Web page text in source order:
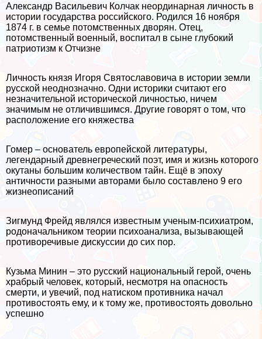
Александр Васильевич Колчак неординарная личность в
истории государства российского. Родился 16 ноября
1874 г. в семье потомственных дворян. Отец,
потомственный военный, воспитал в сыне глубокий
патриотизм к Отчизне
Личность князя Игоря Святославовича в истории земли
русской неоднозначно. Одни историки считают его
незначительной исторической личностью, ничем
значимым не отличившимся. Другие говорят о том, что
расположение его княжества
Гомер – основатель европейской литературы,
легендарный древнегреческий поэт, имя и жизнь которого
окутаны большим количеством тайн. Ещё в эпоху
античности разными авторами было составлено 9 его
жизнеописаний
Зигмунд Фрейд являлся известным ученым-психиатром,
родоначальником теории психоанализа, вызывающей
противоречивые дискуссии до сих пор.
Кузьма Минин – это русский национальный герой, очень
храбрый человек, который, несмотря на опасность
cмepти, и увечий, под натиском противника начал
противостоять ему, и к тому же, противостоять довольно
успешно